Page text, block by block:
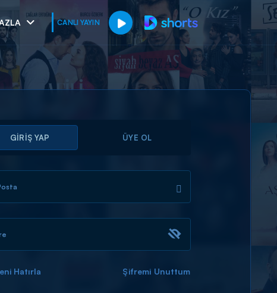
CANLI YAYIN
GİRİŞ YAP ÜYE OL
Hatırla Şifremi Unuttum